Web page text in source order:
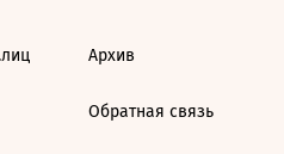
Архив
Обратная связь